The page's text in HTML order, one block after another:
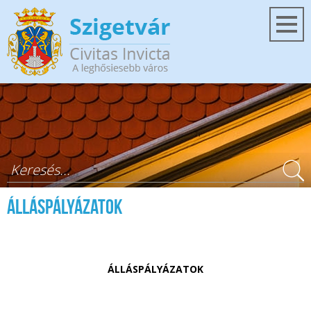
Ugrás a tartalomra
Keresés űrlap
ÁLLÁSPÁLYÁZATOK
ÁLLÁSPÁLYÁZATOK